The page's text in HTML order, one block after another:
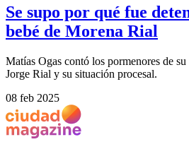
Se supo por qué fue
bebé de Morena Rial
Matías Ogas contó los pormenores de
Jorge Rial y su situación procesal.
08 feb 2025